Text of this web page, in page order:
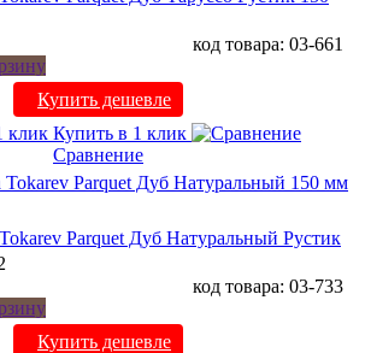
код товара: 03-661
Купить дешевле
Купить в 1 клик
Сравнение
Parquet Дуб Натуральный Рустик
код товара: 03-733
Купить дешевле